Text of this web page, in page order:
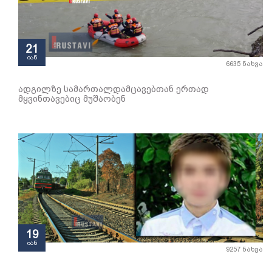
21
იან
6635 ნახვა
ადგილზე სამართალდამცავებთან ერთად
მყვინთავებიც მუშაობენ
19
იან
9257 ნახვა